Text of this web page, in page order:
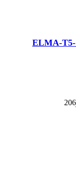
-الما-اورینگ پایه فیلترروغن پژو ELMA-T5-